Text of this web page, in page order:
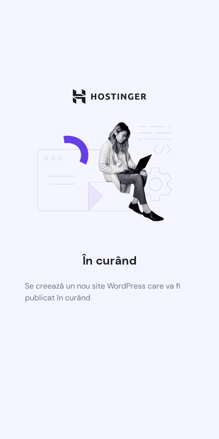
În curând
Se creează un nou site WordPress care va fi
publicat în curând